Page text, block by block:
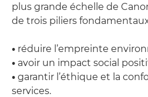
plus grande échelle de
de trois piliers
• réduire l’empreinte
• avoir un impact social
• garantir l’éthique et la
services.